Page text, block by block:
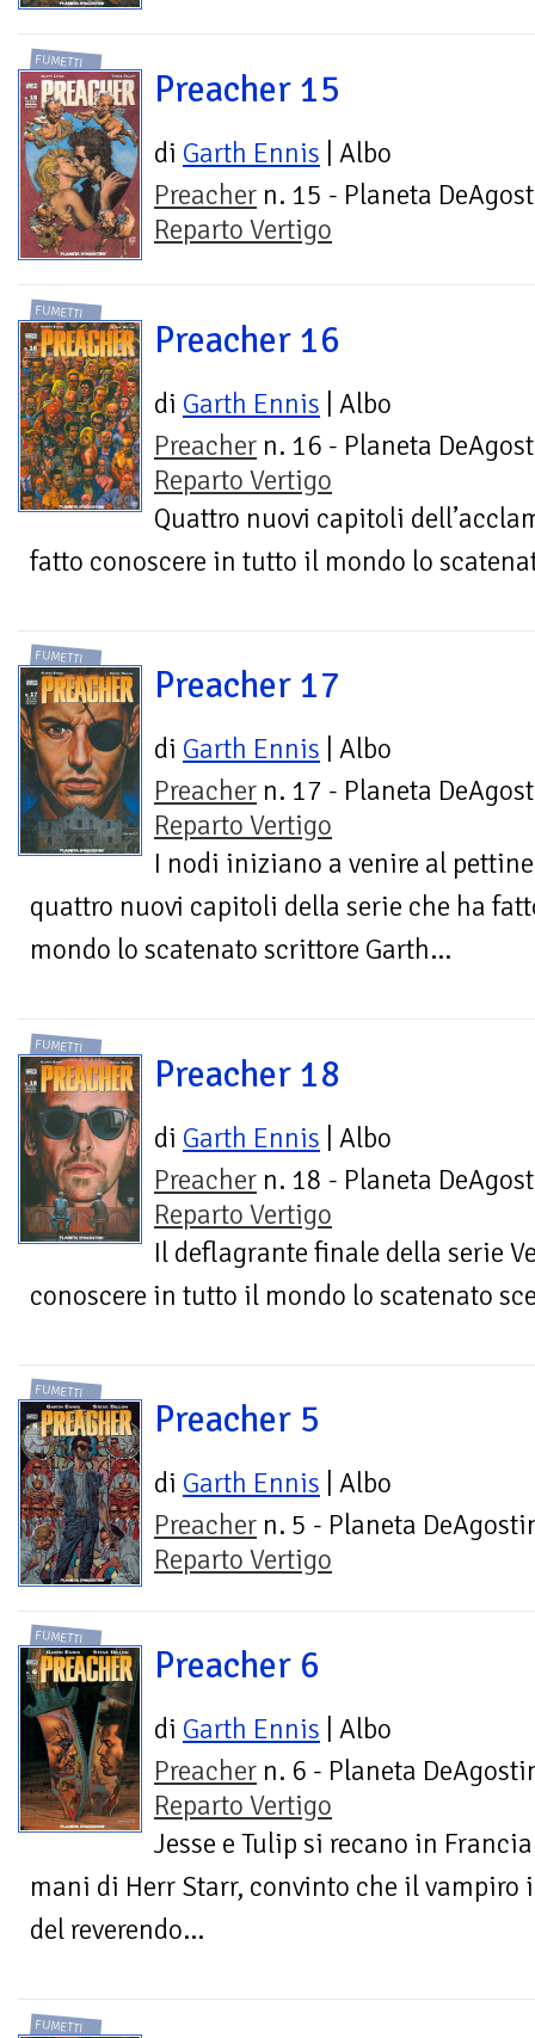
FUMETTI
Preacher 15
di Garth Ennis | Albo
Preacher n. 15 - Planeta
Reparto Vertigo
FUMETTI
Preacher 16
di Garth Ennis | Albo
Preacher n. 16 - Planeta
Reparto Vertigo
Quattro nuovi capitoli
fatto conoscere in tutto il mondo lo
FUMETTI
Preacher 17
di Garth Ennis | Albo
Preacher n. 17 - Planeta
Reparto Vertigo
I nodi iniziano a venire al
quattro nuovi capitoli della serie che ha
mondo lo scatenato scrittore Garth...
FUMETTI
Preacher 18
di Garth Ennis | Albo
Preacher n. 18 - Planeta
Reparto Vertigo
Il deflagrante finale della serie
conoscere in tutto il mondo lo scatenato
FUMETTI
Preacher 5
di Garth Ennis | Albo
Preacher n. 5 - Planeta
Reparto Vertigo
FUMETTI
Preacher 6
di Garth Ennis | Albo
Preacher n. 6 - Planeta
Reparto Vertigo
Jesse e Tulip si recano in
mani di Herr Starr, convinto che il vampiro
del reverendo...
FUMETTI